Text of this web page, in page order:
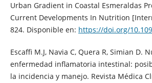
Urban Gradient in Coastal Esmeraldas
Current Developments In Nutrition
824. Disponible en: https://doi.org/
Escaffi M.J, Navia C, Quera R, Simian D.
enfermedad inflamatoria intestinal:
la incidencia y manejo. Revista Médica